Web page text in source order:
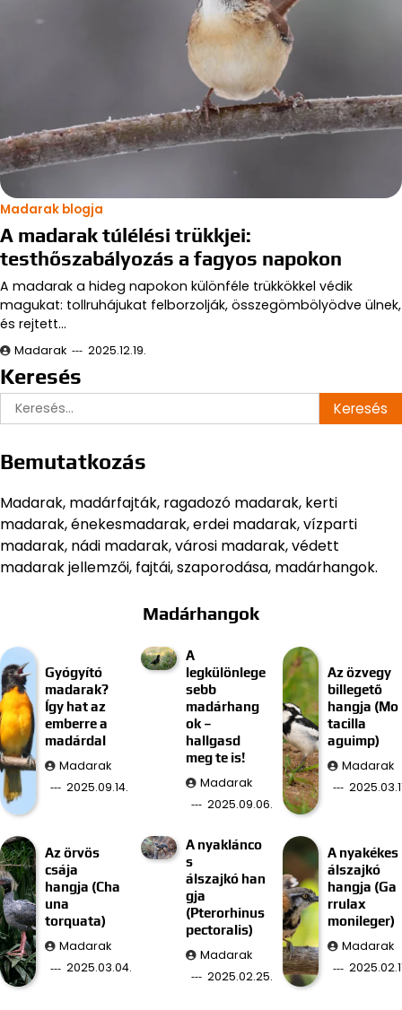
Madarak blogja
A madarak túlélési trükkjei:
testhőszabályozás a fagyos napokon
A madarak a hideg napokon különféle trükkökkel védik
magukat: tollruhájukat felborzolják, összegömbölyödve ülnek,
és rejtett…
Madarak 2025.12.19.
Keresés
Keresés:
Bemutatkozás
Madarak, madárfajták, ragadozó madarak, kerti
madarak, énekesmadarak, erdei madarak, vízparti
madarak, nádi madarak, városi madarak, védett
madarak jellemzői, fajtái, szaporodása, madárhangok.
Madárhangok
Gyógyító
madarak?
Így hat az
emberre a
madárdal
Madarak
2025.09.14.
A
legkülönlege
sebb
madárhang
ok –
hallgasd
meg te is!
Madarak
2025.09.06.
Az özvegy
billegető
hangja (Mo
tacilla
aguimp)
Madarak
Az örvös
csája
hangja (Cha
una
torquata)
Madarak
2025.03.04.
A nyaklánco
s
álszajkó han
gja
(Pterorhinus
pectoralis)
Madarak
2025.02.25.
A nyakékes
álszajkó
hangja (Ga
rrulax
monileger)
Madarak